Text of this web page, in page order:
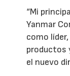
“Mi
Yanmar
como
productos
el nuevo